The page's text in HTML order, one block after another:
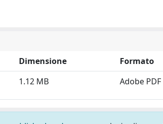
Dimensione
Formato
1.12 MB Adobe PDF